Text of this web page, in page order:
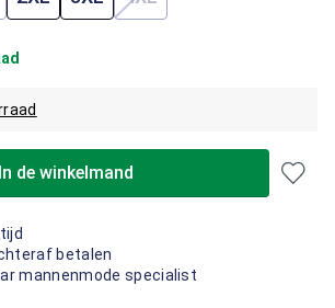
optie is momenteel niet beschikbaar.)
(Deze optie is
In de winkelmand
betalen
mannenmode specialist